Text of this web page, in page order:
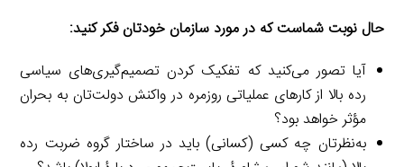
حال نوبت شماست که در مورد سازمان خودتان فکر کنید:
آیا تصور می‌کنید که تفکیک کردن تصمیم‌گیری‌های سیاسی
رده بالا از کارهای عملیاتی روزمره در واکنش دولت‌تان به بحران
مؤثر خواهد بود؟
به‌نظرتان چه کسی (کسانی) باید در ساختار گروه ضربت رده